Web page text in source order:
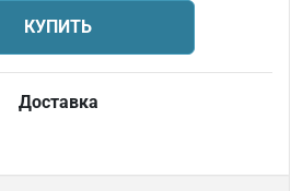
КУПИТЬ
Доставка